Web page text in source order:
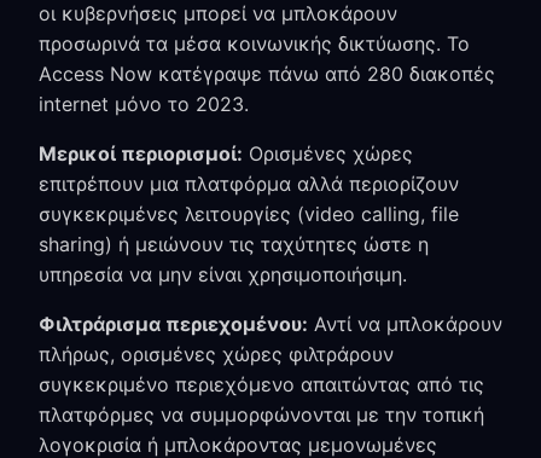
οι κυβερνήσεις μπορεί να μπλοκάρουν
προσωρινά τα μέσα κοινωνικής δικτύωσης. Το
Access Now κατέγραψε πάνω από 280 διακοπές
internet μόνο το 2023.
Μερικοί περιορισμοί: Ορισμένες χώρες
επιτρέπουν μια πλατφόρμα αλλά περιορίζουν
συγκεκριμένες λειτουργίες (video calling, file
sharing) ή μειώνουν τις ταχύτητες ώστε η
υπηρεσία να μην είναι χρησιμοποιήσιμη.
Φιλτράρισμα περιεχομένου: Αντί να μπλοκάρουν
πλήρως, ορισμένες χώρες φιλτράρουν
συγκεκριμένο περιεχόμενο απαιτώντας από τις
πλατφόρμες να συμμορφώνονται με την τοπική
λογοκρισία ή μπλοκάροντας μεμονωμένες